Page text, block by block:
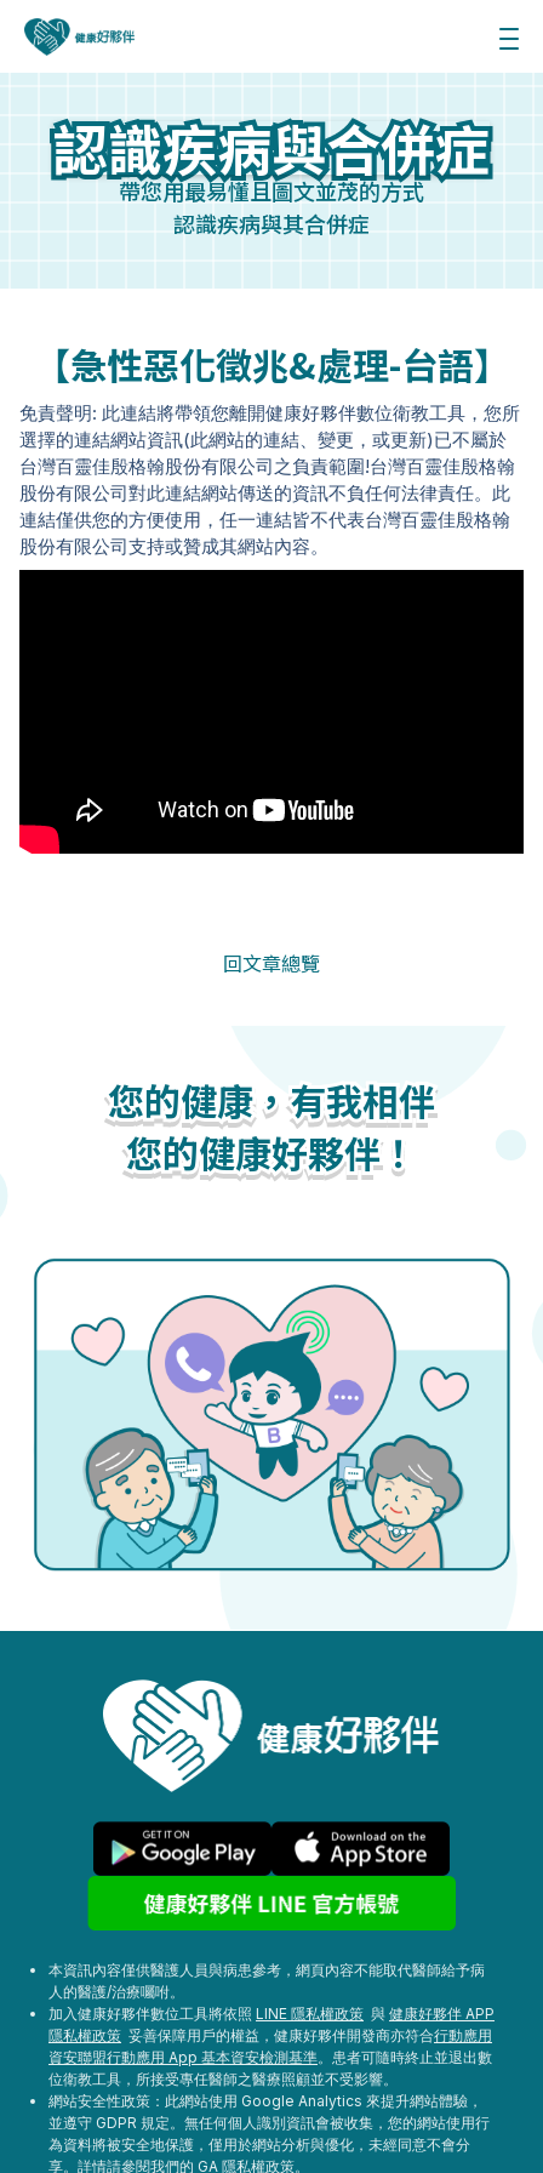
認識疾病與合併症
認識疾病與合併症
帶您用最易懂且圖文並茂的方式
認識疾病與其合併症
【急性惡化徵兆&處理-台語】
免責聲明: 此連結將帶領您離開健康好夥伴數位衛教工具，您所
選擇的連結網站資訊(此網站的連結、變更，或更新)已不屬於
台灣百靈佳殷格翰股份有限公司之負責範圍!台灣百靈佳殷格翰
股份有限公司對此連結網站傳送的資訊不負任何法律責任。此
連結僅供您的方便使用，任一連結皆不代表台灣百靈佳殷格翰
股份有限公司支持或贊成其網站內容。
回文章總覽
您的健康，有我相伴
您的健康好夥伴！
您的健康，有我相伴
您的健康好夥伴！
您的健康，有我相伴
您的健康好夥伴！
本資訊內容僅供醫護人員與病患參考，網頁內容不能取代醫師給予病
人的醫護/治療囑咐。
加入健康好夥伴數位工具將依照 LINE 隱私權政策 與 健康好夥伴 APP
隱私權政策 妥善保障用戶的權益，健康好夥伴開發商亦符合行動應用
資安聯盟行動應用 App 基本資安檢測基準。患者可隨時終止並退出數
位衛教工具，所接受專任醫師之醫療照顧並不受影響。
網站安全性政策：此網站使用 Google Analytics 來提升網站體驗，
並遵守 GDPR 規定。無任何個人識別資訊會被收集，您的網站使用行
為資料將被安全地保護，僅用於網站分析與優化，未經同意不會分
享。詳情請參閱我們的 GA 隱私權政策。